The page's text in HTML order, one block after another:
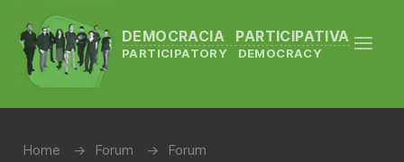
DEMOCRACIA PARTICIPATIVA
PARTICIPATORY DEMOCRACY
Home Forum
Forum